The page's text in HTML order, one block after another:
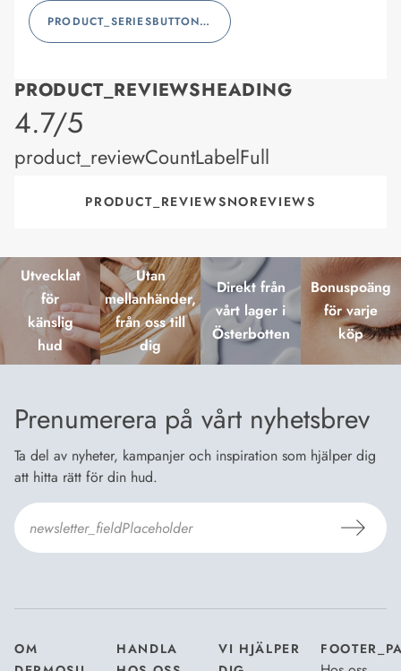
PRODUCT_SERIESBUTTONLABEL
PRODUCT_REVIEWSHEADING
product_rating
4.7/5
product_reviewCountLabelFull
PRODUCT_REVIEWSNOREVIEWS
Utvecklat
för
känslig
hud
Utan
mellanhänder,
från oss till
dig
Direkt från
vårt lager i
Österbotten
Bonuspoäng
för varje
köp
Prenumerera på vårt nyhetsbrev
Ta del av nyheter, kampanjer och inspiration som hjälper dig
att hitta rätt för din hud.
OM
HANDLA
VI HJÄLPER